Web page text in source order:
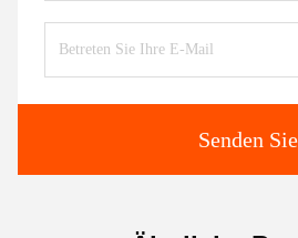
Senden Sie